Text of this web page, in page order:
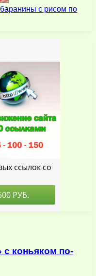
баранины с рисом по
коньяком по-